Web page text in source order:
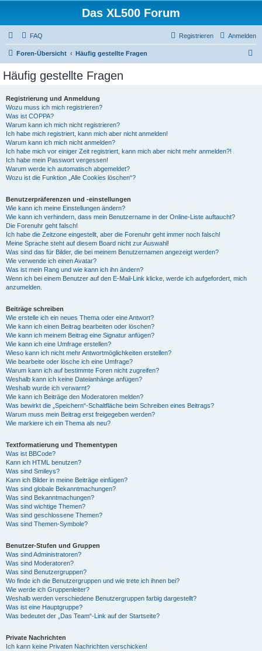
Das XL500 Forum
FAQ Anmelden
Registrieren
Foren-Übersicht Häufig gestellte Fragen
Häufig gestellte Fragen
Registrierung und Anmeldung
Wozu muss ich mich registrieren?
Was ist COPPA?
Warum kann ich mich nicht registrieren?
Ich habe mich registriert, kann mich aber nicht anmelden!
Warum kann ich mich nicht anmelden?
Ich habe mich vor einiger Zeit registriert, kann mich aber nicht mehr anmelden?!
Ich habe mein Passwort vergessen!
Warum werde ich automatisch abgemeldet?
Wozu ist die Funktion „Alle Cookies löschen“?
Benutzerpräferenzen und -einstellungen
Wie kann ich meine Einstellungen ändern?
Wie kann ich verhindern, dass mein Benutzername in der Online-Liste auftaucht?
Die Forenuhr geht falsch!
Ich habe die Zeitzone eingestellt, aber die Forenuhr geht immer noch falsch!
Meine Sprache steht auf diesem Board nicht zur Auswahl!
Was sind das für Bilder, die bei meinem Benutzernamen angezeigt werden?
Wie verwende ich einen Avatar?
Was ist mein Rang und wie kann ich ihn ändern?
Wenn ich bei einem Benutzer auf den E-Mail-Link klicke, werde ich aufgefordert, mich
anzumelden.
Beiträge schreiben
Wie erstelle ich ein neues Thema oder eine Antwort?
Wie kann ich einen Beitrag bearbeiten oder löschen?
Wie kann ich meinem Beitrag eine Signatur anfügen?
Wie kann ich eine Umfrage erstellen?
Wieso kann ich nicht mehr Antwortmöglichkeiten erstellen?
Wie bearbeite oder lösche ich eine Umfrage?
Warum kann ich auf bestimmte Foren nicht zugreifen?
Weshalb kann ich keine Dateianhänge anfügen?
Weshalb wurde ich verwarnt?
Wie kann ich Beiträge den Moderatoren melden?
Was bewirkt die „Speichern“-Schaltfläche beim Schreiben eines Beitrags?
Warum muss mein Beitrag erst freigegeben werden?
Wie markiere ich ein Thema als neu?
Textformatierung und Thementypen
Was ist BBCode?
Kann ich HTML benutzen?
Was sind Smileys?
Kann ich Bilder in meine Beiträge einfügen?
Was sind globale Bekanntmachungen?
Was sind Bekanntmachungen?
Was sind wichtige Themen?
Was sind geschlossene Themen?
Was sind Themen-Symbole?
Benutzer-Stufen und Gruppen
Was sind Administratoren?
Was sind Moderatoren?
Was sind Benutzergruppen?
Wo finde ich die Benutzergruppen und wie trete ich ihnen bei?
Wie werde ich Gruppenleiter?
Weshalb werden verschiedene Benutzergruppen farbig dargestellt?
Was ist eine Hauptgruppe?
Was bedeutet der „Das Team“-Link auf der Startseite?
Private Nachrichten
Ich kann keine Privaten Nachrichten verschicken!